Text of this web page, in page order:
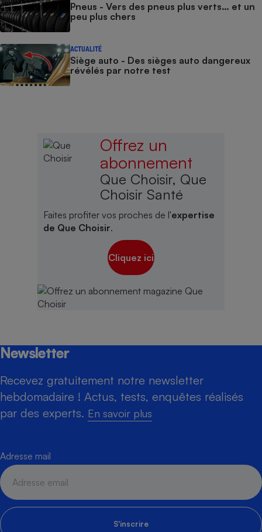
Pneus - Vers des pneus plus verts… et un
peu plus chers
ACTUALITÉ
Siège auto - Des sièges auto dangereux
révélés par notre test
Offrez un
abonnement
Que Choisir, Que
Choisir Santé
Faites profiter vos proches de l'expertise
de Que Choisir.
Cliquez ici
Newsletter
Recevez gratuitement notre newsletter
hebdomadaire ! Actus, tests, enquêtes réalisés
par des experts. En savoir plus
Adresse mail
S'inscrire